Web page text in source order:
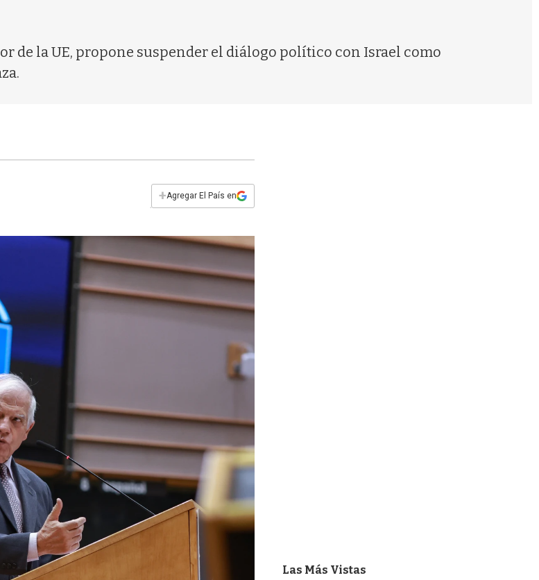
de la UE, propone suspender el diálogo político con Israel como
+Agregar El País en
Las Más Vistas